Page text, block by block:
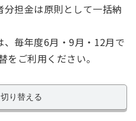
担金は原則として一括納
毎年度6月・9月・12月で
をご利用ください。
り替える